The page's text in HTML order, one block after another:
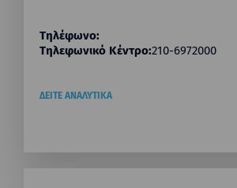
Τηλέφωνο:
Τηλεφωνικό Κέντρο:210-6972000
ΔΕΙΤΕ ΑΝΑΛΥΤΙΚΑ